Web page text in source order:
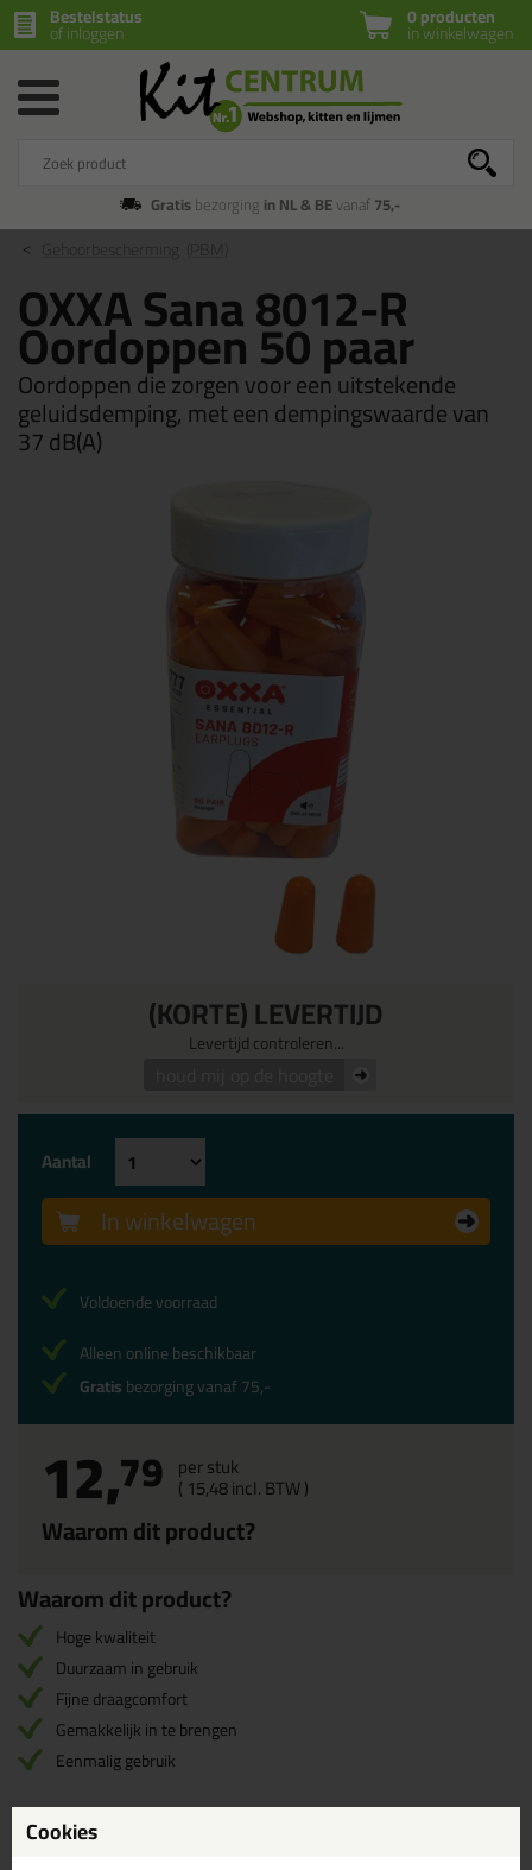
0 producten
in winkelwagen
Bestelstatus
of inloggen
Gratisbezorging in NL & BEvanaf75,-
OXXA Sana 8012-R
Oordoppen 50 paar
Oordoppen die zorgen voor een uitstekende
geluidsdemping, met een dempingswaarde van
37 dB(A)
(KORTE) LEVERTIJD
Levertijd controleren...
12,79 per stuk
( 15,48incl. BTW )
Waarom dit product?
Aantal
In winkelwagen
Voldoende voorraad
Alleen online beschikbaar
Gratisbezorging vanaf 75,-
Waarom dit product?
Hoge kwaliteit
Duurzaam in gebruik
Fijne draagcomfort
Gemakkelijk in te brengen
Eenmalig gebruik
Omschrijving
Cookies